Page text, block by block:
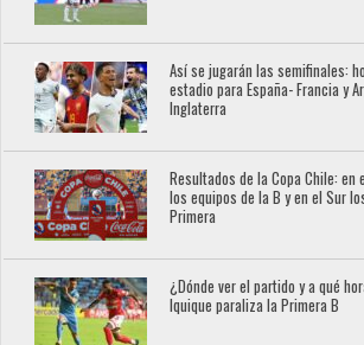
Así se jugarán las semifinales:
estadio para España- Francia y
Inglaterra
Resultados de la Copa Chile: en
los equipos de la B y en el Sur
Primera
¿Dónde ver el partido y a qué
Iquique paraliza la Primera B